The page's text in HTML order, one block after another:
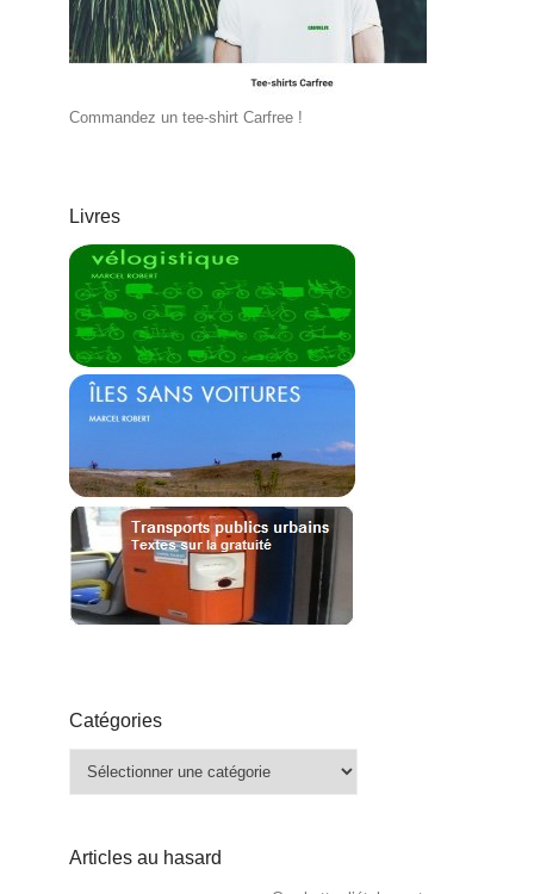
Commandez un tee-shirt Carfree !
Livres
Catégories
Catégories
Articles au hasard